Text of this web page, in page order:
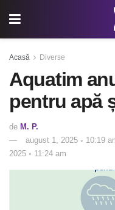
Acasă Diverse
Aquatim
pentru apă
de M. P.
august 1, 2025 ◦ 10:19
2025 ◦ 11:24 am